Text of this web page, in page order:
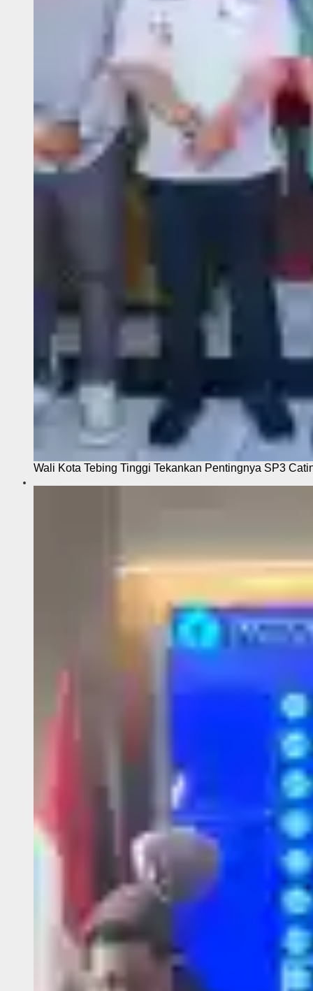
Wali Kota Tebing Tinggi Tekankan Pentingnya SP3